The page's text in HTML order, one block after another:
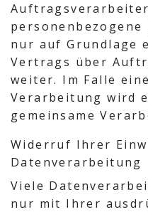
personenbezogene
nur auf Grundlage
Vertrags über
weiter. Im Falle
Verarbeitung wird
gemeinsame
Widerruf Ihrer
Datenverarbeitung
Viele
nur mit Ihrer